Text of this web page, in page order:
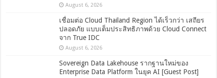
August 6, 2026
เชื่อมต่อ Cloud Thailand Region ได้เร็วกว่า เสถียร
ปลอดภัย แบบเต็มประสิทธิภาพด้วย Cloud Connect
จาก True IDC
August 6, 2026
Sovereign Data Lakehouse รากฐานใหม่ของ
Enterprise Data Platform ในยุค AI [Guest Post]